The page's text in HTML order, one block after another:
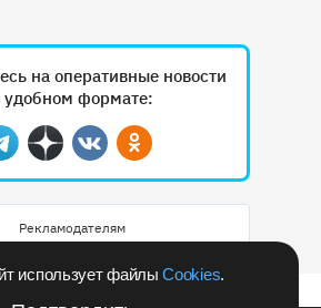
использует файлыCookies.
на оперативные новости
удобном формате:
Telegram
ДзенВконтактеОдноклассники
Рекламодателям